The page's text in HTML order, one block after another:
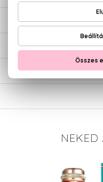
ÉRTÉKELÉSEK (0)
SZÁLLÍTÁS